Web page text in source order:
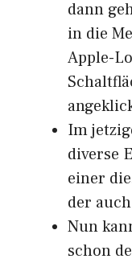
dann
in die
Apple-
Im
diverse
einer
der
Nun
schon